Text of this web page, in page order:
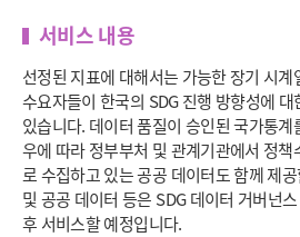
서비스 내용
선정된 지표에 대해서는 가능한 장기 시
수요자들이 한국의 SDG 진행 방향성에
있습니다. 데이터 품질이 승인된 국가통
우에 따라 정부부처 및 관계기관에서 정
로 수집하고 있는 공공 데이터도 함께 제
및 공공 데이터 등은 SDG 데이터 거버넌
후 서비스할 예정입니다.